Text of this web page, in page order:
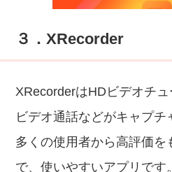
３．XRecorder
XRecorderはHDビデオチュ
ビデオ通話などがキャプチ
多くの使用者から高評価を
で、使いやすいアプリです